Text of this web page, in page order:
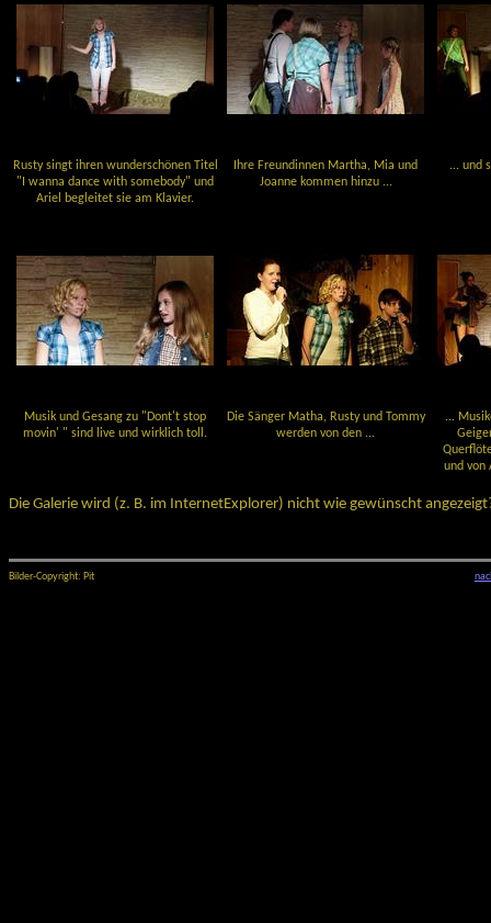
Rusty singt ihren wunderschönen Titel
"I wanna dance with somebody" und
Ariel begleitet sie am Klavier.
Ihre Freundinnen Martha, Mia und
Joanne kommen hinzu ...
... und
Musik und Gesang zu "Dont't stop
movin' " sind live und wirklich toll.
Die Sänger Matha, Rusty und Tommy
werden von den ...
...
und von
Die Galerie wird (z. B. im InternetExplorer) nicht wie gewünscht
Bilder-Copyright: Pit